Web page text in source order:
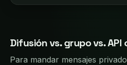
Difusión vs. grupo vs. API
Para mandar mensajes